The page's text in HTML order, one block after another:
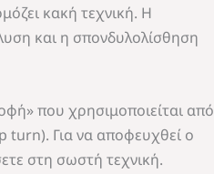
κακή τεχνική. Η
και η σπονδυλολίσθηση
που χρησιμοποιείται από
turn). Για να αποφευχθεί ο
στη σωστή τεχνική.